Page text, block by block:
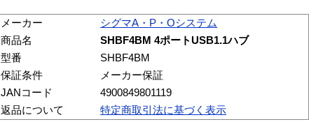
メーカー
シグマA・P・Oシステム
商品名
SHBF4BM 4ポートUSB1.1ハブ
型番
SHBF4BM
保証条件
メーカー保証
JANコード
4900849801119
返品について
特定商取引法に基づく表示